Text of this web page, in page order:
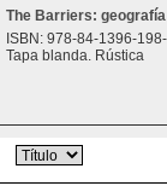
The Barriers:
ISBN: 978-84-1396-
Tapa blanda. Rústica